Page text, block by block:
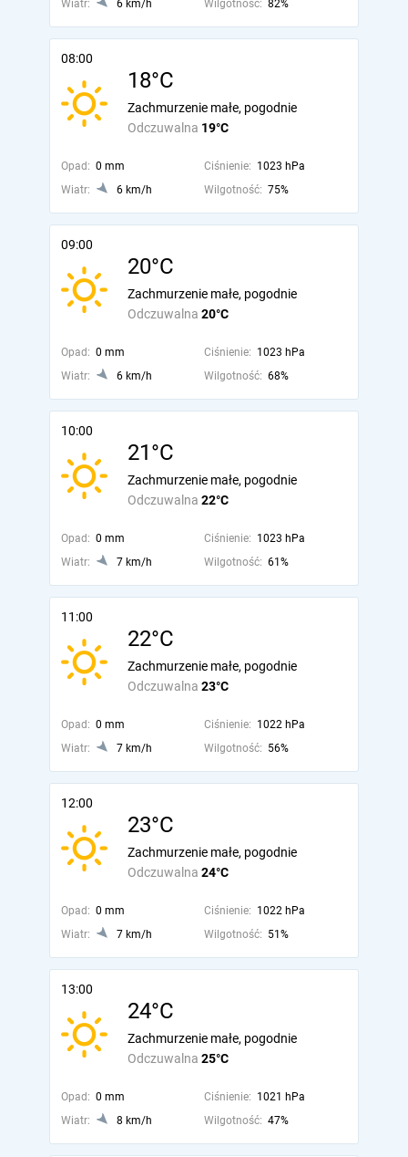
Wiatr: 6 km/h Wilgotność: 82%
08:00
18°C
Odczuwalna 19°C
Zachmurzenie małe, pogodnie
Opad: 0 mm Ciśnienie: 1023 hPa
Wiatr:
6 km/h Wilgotność: 75%
09:00
20°C
Odczuwalna 20°C
Zachmurzenie małe, pogodnie
Opad: 0 mm Ciśnienie: 1023 hPa
Wiatr:
6 km/h Wilgotność: 68%
10:00
21°C
Odczuwalna 22°C
Zachmurzenie małe, pogodnie
Opad: 0 mm Ciśnienie: 1023 hPa
Wiatr:
7 km/h Wilgotność: 61%
11:00
22°C
Odczuwalna 23°C
Zachmurzenie małe, pogodnie
Opad: 0 mm Ciśnienie: 1022 hPa
Wiatr:
7 km/h Wilgotność: 56%
12:00
23°C
Odczuwalna 24°C
Zachmurzenie małe, pogodnie
Opad: 0 mm Ciśnienie: 1022 hPa
Wiatr:
7 km/h Wilgotność: 51%
13:00
24°C
Odczuwalna 25°C
Zachmurzenie małe, pogodnie
Opad: 0 mm Ciśnienie: 1021 hPa
Wiatr:
8 km/h Wilgotność: 47%